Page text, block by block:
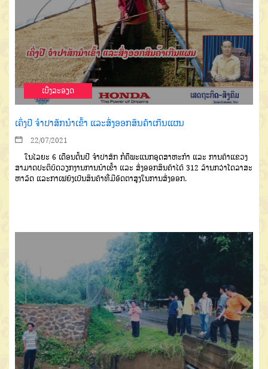
ເບີ່ງລະອຽດ
ເຄິ່ງປີ ຈໍາປາສັກນໍາເຂົ້າ ແລະສົ່ງອອກສິນຄ້າເກີນແຜນ
22/07/2021
ໃນໄລຍະ 6 ເດືອນຕົ້ນປີ ຈໍາປາສັກ ກໍ່ຄືພະແນກອຸດສາຫະກໍາ ແລະ ການຄ້າແຂວງ
ສາມາດປະຕິບັດວຽກງານການນໍາເຂົ້າ ແລະ ສົ່ງອອກສິນຄ້າໄດ້ 312 ລ້ານກວ່າໂດລາສະ
ຫາລັດ ແລະກາເຟຍັງເປັນສິນຄ້າທີ່ມີອັດຕາສູງໃນການສົ່ງອອກ.